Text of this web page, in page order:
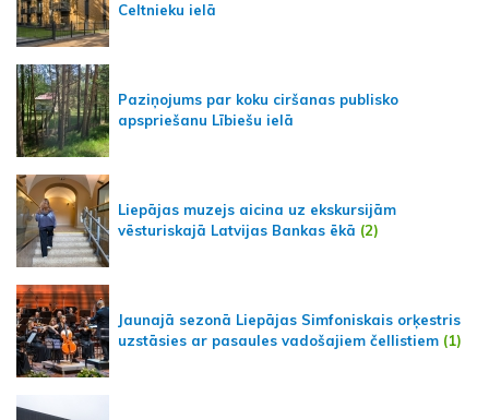
Celtnieku ielā
Paziņojums par koku ciršanas publisko
apspriešanu Lībiešu ielā
Liepājas muzejs aicina uz ekskursijām
vēsturiskajā Latvijas Bankas ēkā (2)
Jaunajā sezonā Liepājas Simfoniskais orķestris
uzstāsies ar pasaules vadošajiem čellistiem (1)